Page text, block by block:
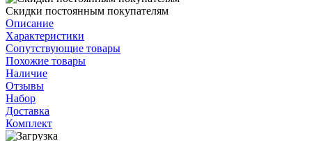
Скидки постоянным покупателям
Описание
Характеристики
Сопутствующие товары
Похожие товары
Наличие
Отзывы
Набор
Доставка
Комплект